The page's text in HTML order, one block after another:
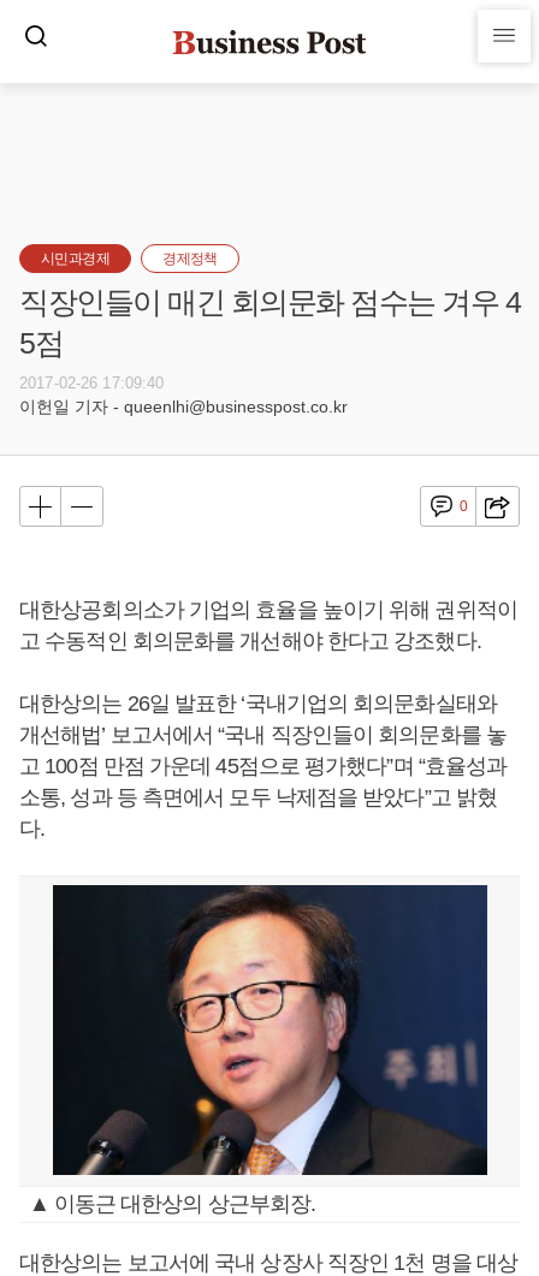
시민과경제 경제정책
직장인들이 매긴 회의문화 점수는 겨우 4
5점
2017-02-26 17:09:40
이헌일 기자 - queenlhi@businesspost.co.kr
0
대한상공회의소가 기업의 효율을 높이기 위해 권위적이
고 수동적인 회의문화를 개선해야 한다고 강조했다.
대한상의는 26일 발표한 ‘국내기업의 회의문화실태와
개선해법’ 보고서에서 “국내 직장인들이 회의문화를 놓
고 100점 만점 가운데 45점으로 평가했다”며 “효율성과
소통, 성과 등 측면에서 모두 낙제점을 받았다”고 밝혔
다.
▲ 이동근 대한상의 상근부회장.
대한상의는 보고서에 국내 상장사 직장인 1천 명을 대상